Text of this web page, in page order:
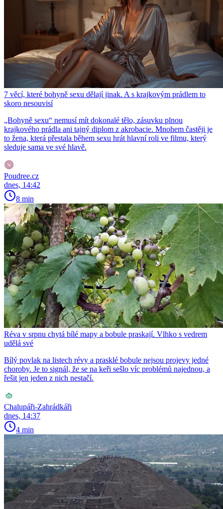
7 věcí, které bohyně sexu dělají jinak. A s krajkovým prádlem to
skoro nesouvisí
„Bohyně sexu“ nemusí mít dokonalé tělo, zásuvku plnou
krajkového prádla ani tajný diplom z akrobacie. Mnohem častěji je
to žena, která přestala během sexu hrát hlavní roli ve filmu, který
sleduje sama ve své hlavě.
Poudree.cz
dnes, 14:42
8 min
Réva v srpnu chytá bílé mapy a bobule praskají. Vlhko s vedrem
udělá své
Bílý povlak na listech révy a prasklé bobule nejsou projevy jedné
choroby. Je to signál, že se na keři sešlo víc problémů najednou, a
řešit jen jeden z nich nestačí.
Chalupáři-Zahrádkáři
dnes, 14:37
4 min